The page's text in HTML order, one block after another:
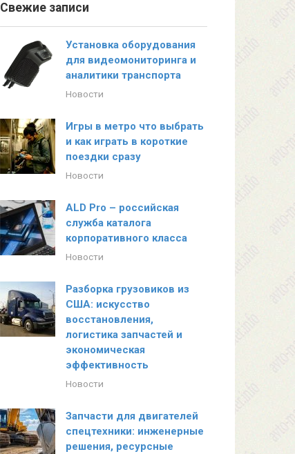
Свежие записи
Установка оборудования
для видеомониторинга и
аналитики транспорта
Новости
Игры в метро что выбрать
и как играть в короткие
поездки сразу
Новости
ALD Pro – российская
служба каталога
корпоративного класса
Новости
Разборка грузовиков из
США: искусство
восстановления,
логистика запчастей и
экономическая
эффективность
Новости
Запчасти для двигателей
спецтехники: инженерные
решения, ресурсные